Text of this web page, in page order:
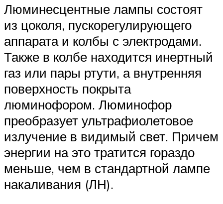
Люминесцентные лампы состоят
из цоколя, пускорегулирующего
аппарата и колбы с электродами.
Также в колбе находится инертный
газ или пары ртути, а внутренняя
поверхность покрыта
люминофором. Люминофор
преобразует ультрафиолетовое
излучение в видимый свет. Причем
энергии на это тратится гораздо
меньше, чем в стандартной лампе
накаливания (ЛН).